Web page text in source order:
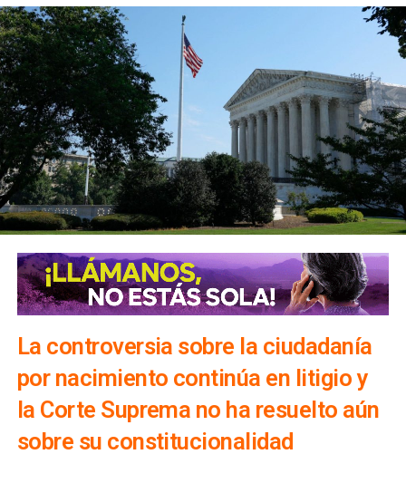
La controversia sobre la ciudadanía
por nacimiento continúa en litigio y
la Corte Suprema no ha resuelto aún
sobre su constitucionalidad